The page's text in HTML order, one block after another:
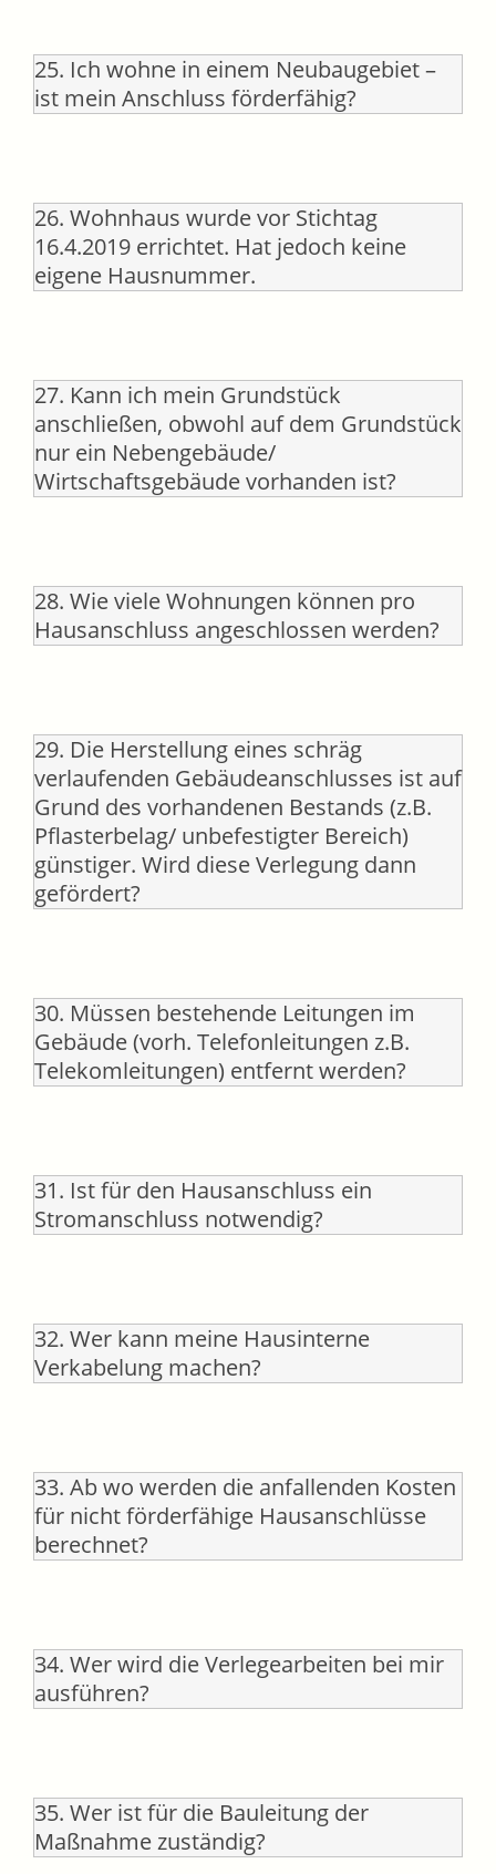
25. Ich wohne in einem Neubaugebiet –
ist mein Anschluss förderfähig?
26. Wohnhaus wurde vor Stichtag
16.4.2019 errichtet. Hat jedoch keine
eigene Hausnummer.
27. Kann ich mein Grundstück
anschließen, obwohl auf dem Grundstück
nur ein Nebengebäude/
Wirtschaftsgebäude vorhanden ist?
28. Wie viele Wohnungen können pro
Hausanschluss angeschlossen werden?
29. Die Herstellung eines schräg
verlaufenden Gebäudeanschlusses ist auf
Grund des vorhandenen Bestands (z.B.
Pflasterbelag/ unbefestigter Bereich)
günstiger. Wird diese Verlegung dann
gefördert?
30. Müssen bestehende Leitungen im
Gebäude (vorh. Telefonleitungen z.B.
Telekomleitungen) entfernt werden?
31. Ist für den Hausanschluss ein
Stromanschluss notwendig?
32. Wer kann meine Hausinterne
Verkabelung machen?
33. Ab wo werden die anfallenden Kosten
für nicht förderfähige Hausanschlüsse
berechnet?
34. Wer wird die Verlegearbeiten bei mir
ausführen?
35. Wer ist für die Bauleitung der
Maßnahme zuständig?